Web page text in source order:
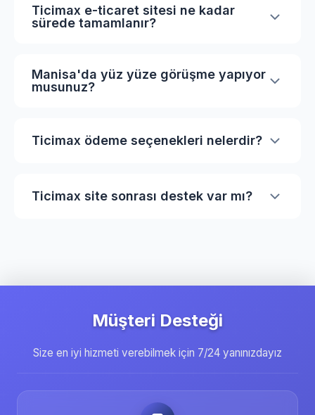
sayfamızdaki formu doldurabilir veya bize
doğrudan ulaşabilirsiniz. Proje detaylarınıza
Ticimax e-ticaret sitesi ne kadar
sürede tamamlanır?
tamamlanmaktadır. Ürün sayısı ve özelleştirme
kapsamına göre süre değişebilir.
Manisa'da yüz yüze görüşme yapıyor
musunuz?
ilçelerinde müşterilerimizle yüz yüze görüşme
Ticimax ödeme seçenekleri nelerdir?
seçeneklerimiz mevcuttur. Manisa bölgesindeki
Ticimax site sonrası destek var mı?
Müşteri Desteği
Size en iyi hizmeti verebilmek için 7/24 yanınızdayız